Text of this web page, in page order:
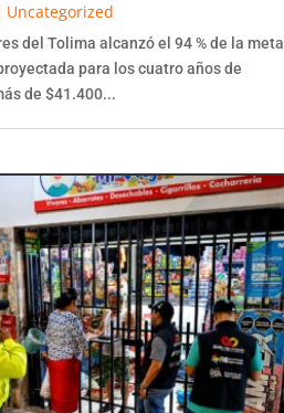
Uncategorized
del Tolima alcanzó el 94 % de la meta
para los cuatro años de
de $41.400...